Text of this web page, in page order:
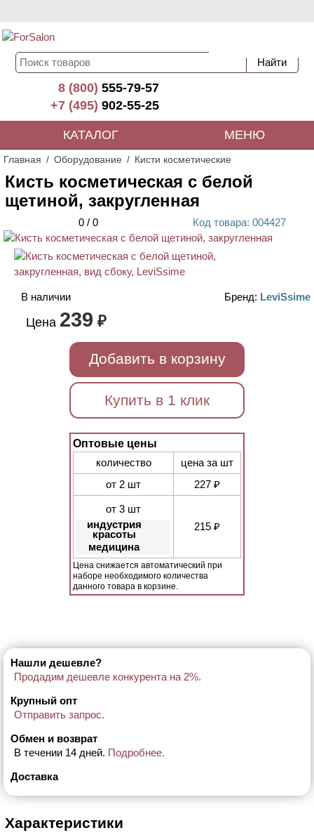
8 (800)555-79-57
+7 (495)902-55-25
КАТАЛОГ МЕНЮ
Главная Оборудование Кисти косметические
Кисть косметическая с белой
щетиной, закругленная
0 / 0 Код товара: 004427
В наличии Бренд: LeviSsime
Цена 239 ₽
Добавить в корзину
Купить в 1 клик
Оптовые цены
количество
цена за шт
от 2 шт
227 ₽
от 3 шт
индустрия
красоты
медицина
215 ₽
Цена снижается автоматический при
наборе необходимого количества
данного товара в корзине.
Нашли дешевле?
Продадим дешевле конкурента на 2%.
Крупный опт
Отправить запрос.
Обмен и возврат
В течении 14 дней. Подробнее.
Доставка
Характеристики